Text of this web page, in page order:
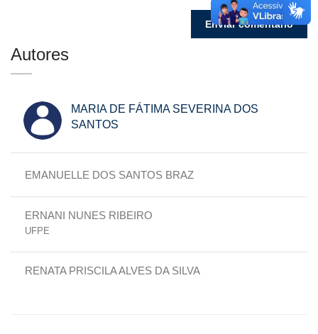
Autores
MARIA DE FÁTIMA SEVERINA DOS
SANTOS
EMANUELLE DOS SANTOS BRAZ
ERNANI NUNES RIBEIRO
UFPE
RENATA PRISCILA ALVES DA SILVA